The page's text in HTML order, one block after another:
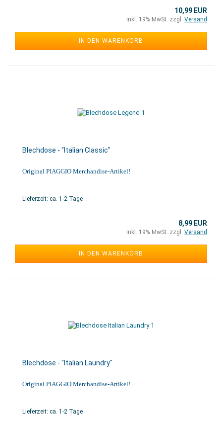
10,99 EUR
inkl. 19% MwSt. zzgl. Versand
IN DEN WARENKORB
Blechdose - "Italian Classic"
Original PIAGGIO Merchandise-Artikel!
Lieferzeit: ca. 1-2 Tage
8,99 EUR
inkl. 19% MwSt. zzgl. Versand
IN DEN WARENKORB
Blechdose - "Italian Laundry"
Original PIAGGIO Merchandise-Artikel!
Lieferzeit: ca. 1-2 Tage